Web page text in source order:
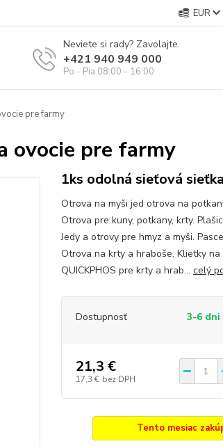
EUR
Neviete si rady? Zavolajte.
+421 940 949 000
Po - Pia 08:00 - 16:00
pre farmy
ovocie pre farmy
1ks odolná sieťová
Otrova na myši jed otrova na
Otrova pre kuny, potkany, krty.
Jedy a otrovy pre hmyz a myši.
Otrova na krty a hraboše. Klietky
QUICKPHOS pre krty a hrab... celý
Dostupnosť 3-6 dni
21,3 €
17,3 € bez DPH
Tento mesiac